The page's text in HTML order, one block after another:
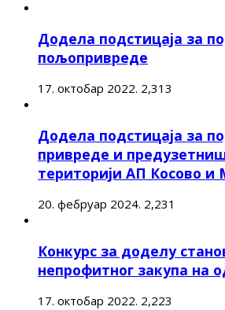
Додела подстицаја за
пољопривреде
17. октобар 2022. 2,313
Додела подстицаја за
привреде и
територији АП Косово и
20. фебруар 2024. 2,231
Конкурс за доделу
непрофитног закупа на
17. октобар 2022. 2,223